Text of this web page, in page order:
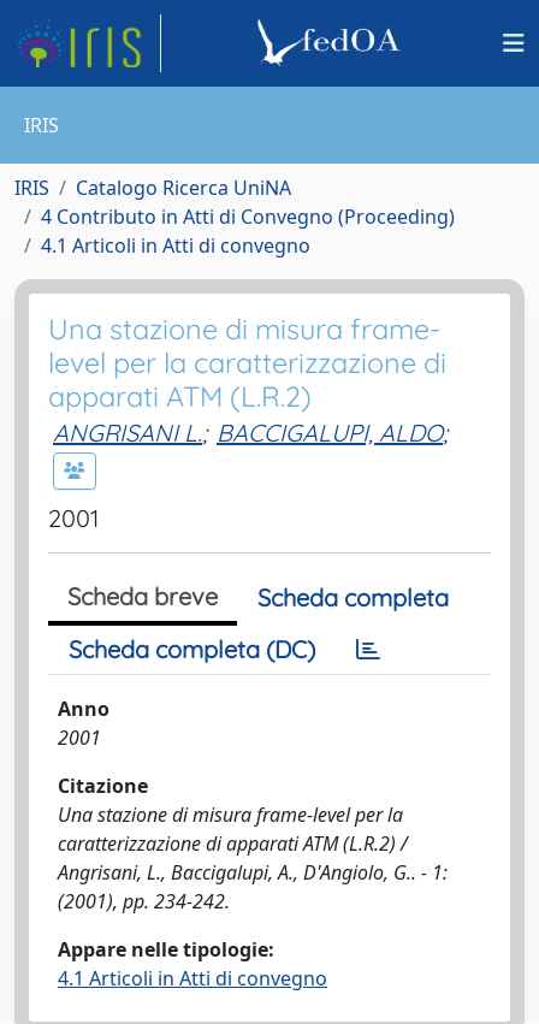
IRIS
IRIS
Catalogo Ricerca UniNA
4 Contributo in Atti di Convegno (Proceeding)
4.1 Articoli in Atti di convegno
Una stazione di misura frame-
level per la caratterizzazione di
apparati ATM (L.R.2)
ANGRISANI L.; BACCIGALUPI, ALDO;
2001
Scheda breve
Scheda completa
Scheda completa (DC)
Anno
2001
Citazione
Una stazione di misura frame-level per la
caratterizzazione di apparati ATM (L.R.2) /
Angrisani, L., Baccigalupi, A., D'Angiolo, G.. - 1:
(2001), pp. 234-242.
Appare nelle tipologie:
4.1 Articoli in Atti di convegno